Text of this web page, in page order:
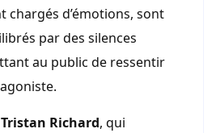
chargés d’émotions, sont
par des silences
au public de ressentir
Tristan Richard, qui